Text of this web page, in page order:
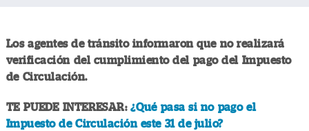
Los agentes de tránsito informaron que no realizará
verificación del cumplimiento del pago del Impuesto
de Circulación.
TE PUEDE INTERESAR:¿Qué pasa si no pago el
Impuesto de Circulación este 31 de julio?